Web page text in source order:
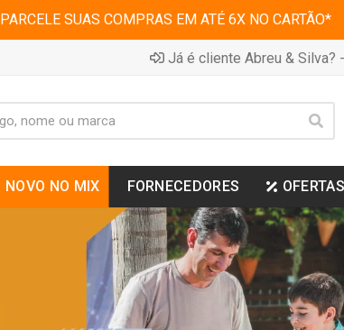
PARCELE SUAS COMPRAS EM ATÉ 6X NO CARTÃO*
Já é cliente Abreu & Silva?
NOVO NO MIX FORNECEDORES OFERTAS